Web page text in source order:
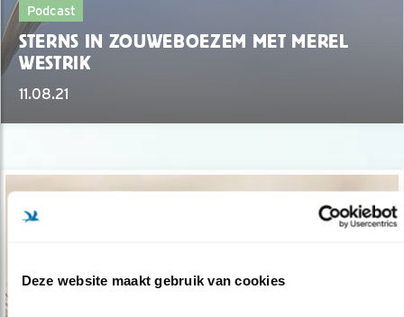
Deze website maakt gebruik van cookies
Podcast
STERNS IN ZOUWEBOEZEM MET MEREL
WESTRIK
11.08.21